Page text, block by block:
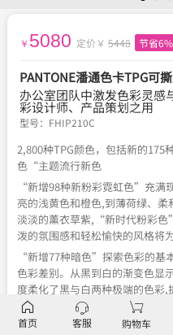
￥ 5080 定价￥ 5448 节省6%
PANTONE潘通色卡TPG可
办公室团队中激发色彩灵感
彩设计师、产品策划之用
型号： FHIP210C
2,800种TPG颜色，包括新的
色“主题流行新色
“新增98种新粉彩霓虹色”充满
亮的浅黄色和橙色,到薄荷绿、
淡淡的薰衣草紫,“新时代粉彩
泼的氛围感和轻松愉快的风格将
“新增77种暗色”探索色彩的基
色彩差别。从黑到白的渐变色显
度柔化了黑与白两种极端的色彩
意义的趣味性和创造性的大门。
首页 客服 购物车